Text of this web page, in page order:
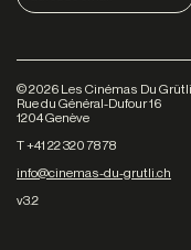
©2026 Les Cinémas Du Grütli
Rue du Général-Dufour 16
1204 Genève
T +41 22 320 78 78
info@cinemas-du-grutli.ch
v3.2